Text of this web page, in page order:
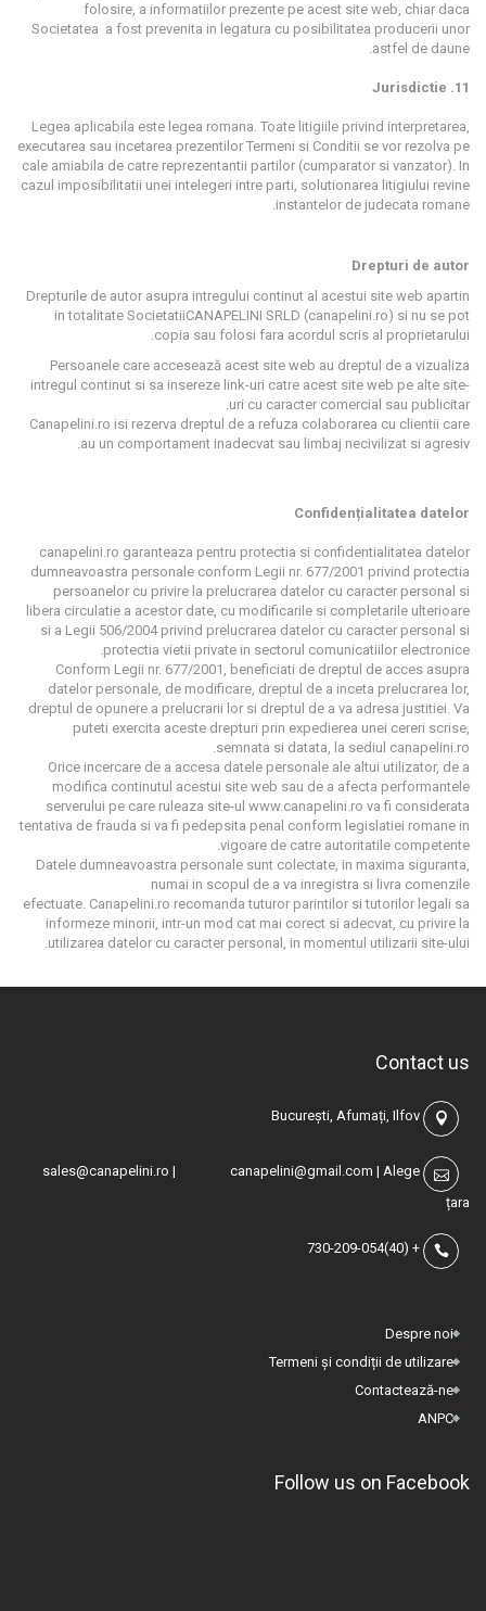
folosire, a informatiilor prezente pe acest site web, chiar daca
Societatea a fost prevenita in legatura cu posibilitatea producerii unor
astfel de daune.
11. Jurisdictie
Legea aplicabila este legea romana. Toate litigiile privind interpretarea,
executarea sau incetarea prezentilor Termeni si Conditii se vor rezolva pe
cale amiabila de catre reprezentantii partilor (cumparator si vanzator). In
cazul imposibilitatii unei intelegeri intre parti, solutionarea litigiului revine
instantelor de judecata romane.
Drepturi de autor
Drepturile de autor asupra intregului continut al acestui site web apartin
in totalitate SocietatiiCANAPELINI SRLD (canapelini.ro) si nu se pot
copia sau folosi fara acordul scris al proprietarului.
Persoanele care accesează acest site web au dreptul de a vizualiza
intregul continut si sa insereze link-uri catre acest site web pe alte site-
uri cu caracter comercial sau publicitar.
Canapelini.ro isi rezerva dreptul de a refuza colaborarea cu clientii care
au un comportament inadecvat sau limbaj necivilizat si agresiv.
Confidențialitatea datelor
canapelini.ro garanteaza pentru protectia si confidentialitatea datelor
dumneavoastra personale conform Legii nr. 677/2001 privind protectia
persoanelor cu privire la prelucrarea datelor cu caracter personal si
libera circulatie a acestor date, cu modificarile si completarile ulterioare
si a Legii 506/2004 privind prelucrarea datelor cu caracter personal si
protectia vietii private in sectorul comunicatiilor electronice.
Conform Legii nr. 677/2001, beneficiati de dreptul de acces asupra
datelor personale, de modificare, dreptul de a inceta prelucrarea lor,
dreptul de opunere a prelucrarii lor si dreptul de a va adresa justitiei. Va
puteti exercita aceste drepturi prin expedierea unei cereri scrise,
semnata si datata, la sediul canapelini.ro.
Orice incercare de a accesa datele personale ale altui utilizator, de a
modifica continutul acestui site web sau de a afecta performantele
serverului pe care ruleaza site-ul www.canapelini.ro va fi considerata
tentativa de frauda si va fi pedepsita penal conform legislatiei romane in
vigoare de catre autoritatile competente.
Datele dumneavoastra personale sunt colectate, in maxima siguranta,
numai in scopul de a va inregistra si livra comenzile
efectuate. Canapelini.ro recomanda tuturor parintilor si tutorilor legali sa
informeze minorii, intr-un mod cat mai corect si adecvat, cu privire la
utilizarea datelor cu caracter personal, in momentul utilizarii site-ului.
Contact us
sales@canapelini.ro | canapelini@gmail.com | Alege
țara
+
(40)730-209-054
Despre noi
Termeni și condiții de utilizare
Contactează-ne
ANPC
Follow us on Facebook